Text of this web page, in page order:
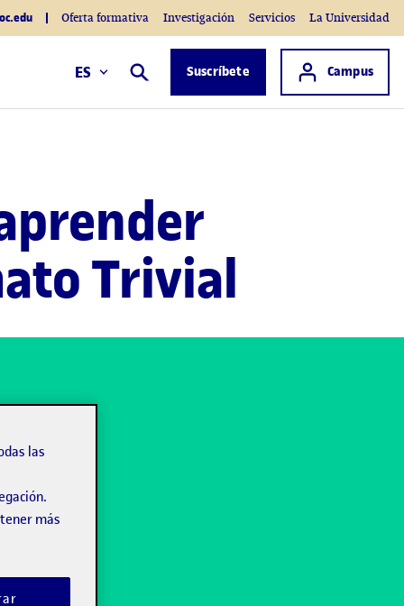
Buscar Suscríbete Acceso a
Campus
ES
Oferta formativa Investigación Servicios La Universidad
Trivial
las
más